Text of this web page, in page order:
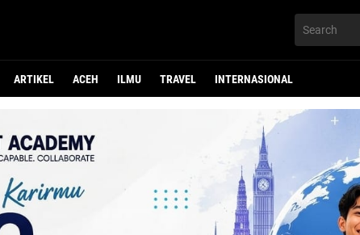
ARTIKEL ACEH ILMU TRAVEL INTERNASIONAL